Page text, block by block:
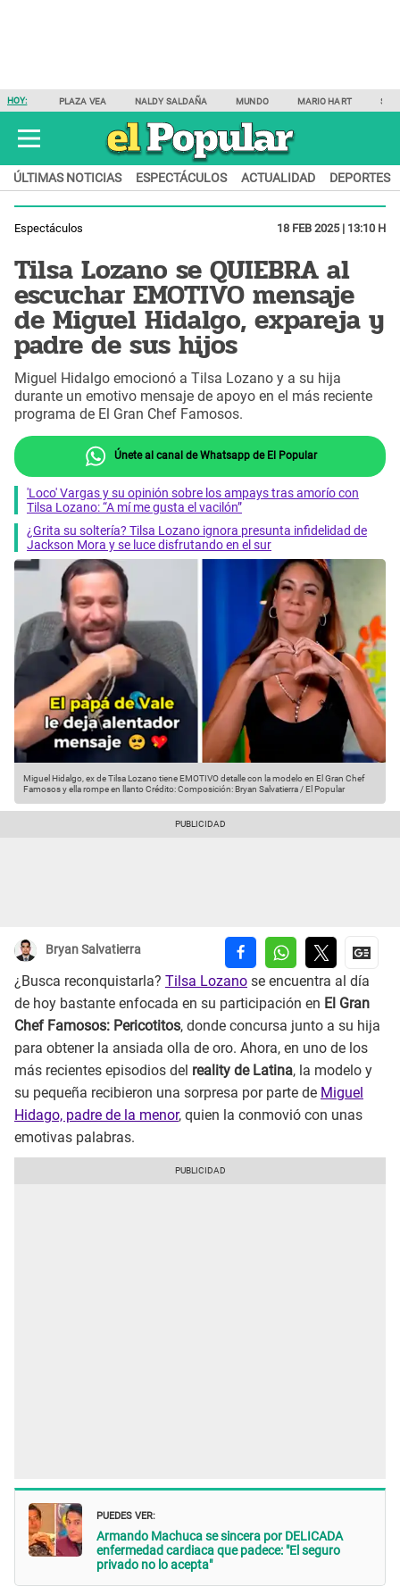
HOY: PLAZA VEA NALDY SALDAÑA MUNDO MARIO HART
ÚLTIMAS NOTICIAS ESPECTÁCULOS ACTUALIDAD DEPORTES
Espectáculos 18 FEB 2025 | 13:10 H
Tilsa Lozano se QUIEBRA al
escuchar EMOTIVO mensaje
de Miguel Hidalgo, expareja y
padre de sus hijos
Miguel Hidalgo emocionó a Tilsa Lozano y a su hija
durante un emotivo mensaje de apoyo en el más reciente
programa de El Gran Chef Famosos.
Únete al canal de Whatsapp de El Popular
'Loco' Vargas y su opinión sobre los ampays tras amorío con
Tilsa Lozano: “A mí me gusta el vacilón”
¿Grita su soltería? Tilsa Lozano ignora presunta infidelidad de
Jackson Mora y se luce disfrutando en el sur
Miguel Hidalgo, ex de Tilsa Lozano tiene EMOTIVO detalle con la modelo en El Gran Chef
Famosos y ella rompe en llantoCrédito: Composición: Bryan Salvatierra / El Popular
Bryan Salvatierra
¿Busca reconquistarla? Tilsa Lozano se encuentra al día
de hoy bastante enfocada en su participación en El Gran
Chef Famosos: Pericotitos, donde concursa junto a su hija
para obtener la ansiada olla de oro. Ahora, en uno de los
más recientes episodios del reality de Latina, la modelo y
su pequeña recibieron una sorpresa por parte de Miguel
Hidago, padre de la menor, quien la conmovió con unas
emotivas palabras.
PUEDES VER:
Armando Machuca se sincera por DELICADA
enfermedad cardiaca que padece: "El seguro
privado no lo acepta"